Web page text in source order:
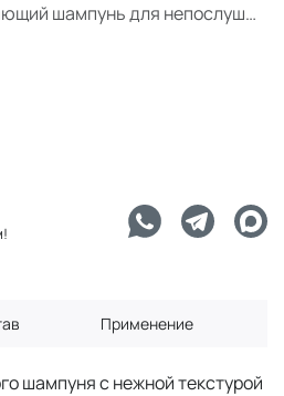
Восстанавливающий шампунь для непослушных волос
Применение
шампуня с нежной текстурой